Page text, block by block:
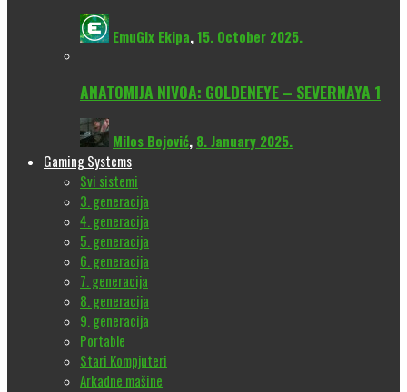
EmuGlx Ekipa,15. October 2025.
ANATOMIJA NIVOA: GOLDENEYE – SEVERNAYA 1
Milos Bojović, 8. January 2025.
Gaming Systems
Svi sistemi
3. generacija
4. generacija
5. generacija
6. generacija
7. generacija
8. generacija
9. generacija
Portable
Stari Kompjuteri
Arkadne mašine